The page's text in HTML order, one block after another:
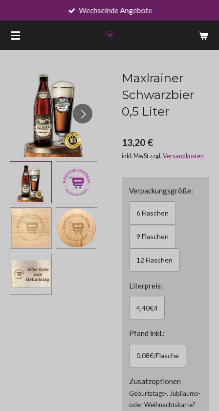
springen
Wechselnde Angebote
Maxlrainer
Schwarzbier
0,5 Liter
13,20 €
inkl. MwSt zzgl. Versandkosten
Verpackungsgröße:
6 Flaschen
9 Flaschen
12 Flaschen
Literpreis:
4,40€/l
Pfand inkl.:
0,08€/Flasche
Zusatzoptionen
Geburtstags-, Jubiläums-
oder Weihnachtskarte?